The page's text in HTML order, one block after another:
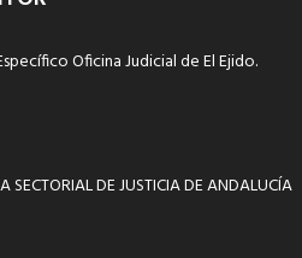
Oficina Judicial de El Ejido.
SECTORIAL DE JUSTICIA DE ANDALUCÍA